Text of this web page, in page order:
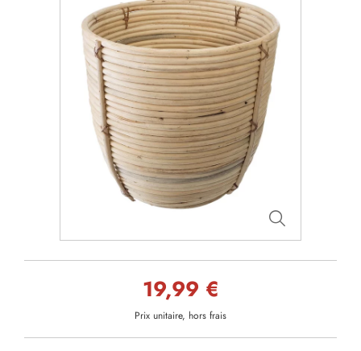
19,99 €
Prix unitaire, hors frais